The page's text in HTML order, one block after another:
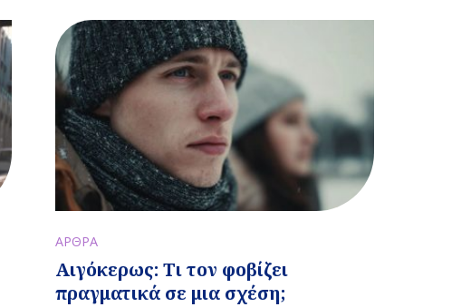
ΑΡΘΡΑ
Αιγόκερως: Τι τον φοβίζει
πραγματικά σε μια σχέση;